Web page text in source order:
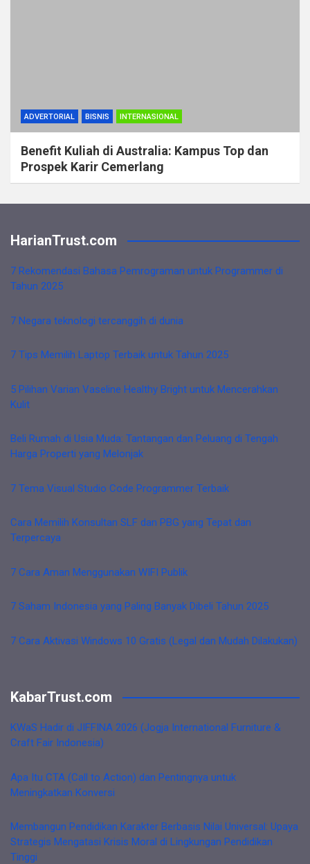
ADVERTORIAL BISNIS INTERNASIONAL
Benefit Kuliah di Australia: Kampus Top dan
Prospek Karir Cemerlang
HarianTrust.com
7 Rekomendasi Bahasa Pemrograman untuk Programmer di
Tahun 2025
7 Negara teknologi tercanggih di dunia
7 Tips Memilih Laptop Terbaik untuk Tahun 2025
5 Pilihan Varian Vaseline Healthy Bright untuk Mencerahkan
Kulit
Beli Rumah di Usia Muda: Tantangan dan Peluang di Tengah
Harga Properti yang Melonjak
7 Tema Visual Studio Code Programmer Terbaik
Cara Memilih Konsultan SLF dan PBG yang Tepat dan
Terpercaya
7 Cara Aman Menggunakan WIFI Publik
7 Saham Indonesia yang Paling Banyak Dibeli Tahun 2025
7 Cara Aktivasi Windows 10 Gratis (Legal dan Mudah Dilakukan)
KabarTrust.com
KWaS Hadir di JIFFINA 2026 (Jogja International Furniture &
Craft Fair Indonesia)
Apa Itu CTA (Call to Action) dan Pentingnya untuk
Meningkatkan Konversi
Membangun Pendidikan Karakter Berbasis Nilai Universal: Upaya
Strategis Mengatasi Krisis Moral di Lingkungan Pendidikan
Tinggi